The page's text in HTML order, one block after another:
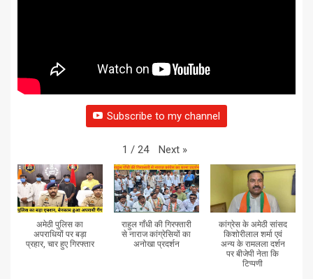
Subscribe to my channel
1 / 24 Next »
अमेठी पुलिस का
अपराधियों पर बड़ा
प्रहार, चार हुए गिरफ्तार
राहुल गाँधी की गिरफ्तारी
से नाराज कांग्रेसियों का
अनोखा प्रदर्शन
कांग्रेस के अमेठी सांसद
किशोरीलाल शर्मा एवं
अन्य के रामलला दर्शन
पर बीजेपी नेता कि
टिप्पणी